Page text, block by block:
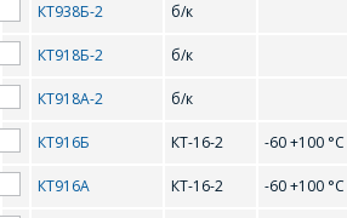
BC338
BC547B
BC548C BC549B
BC549C BC847A
КТ938Б-2 б/к
КТ918Б-2 б/к
КТ918А-2 б/к
КТ916Б КТ-16-2 -60 +100 °С
КТ916А КТ-16-2 -60 +100 °С
ОФОРМИТЬ ЗАКАЗ
для юридических лиц
ЗАДАТЬ ВОПРОС